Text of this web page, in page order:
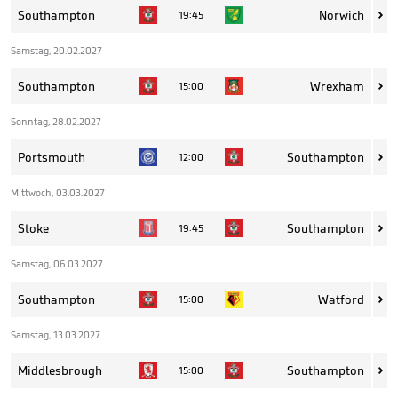
Southampton 19:45 Norwich 
Samstag, 20.02.2027
Southampton 15:00 Wrexham 
Sonntag, 28.02.2027
Portsmouth 12:00 Southampton 
Mittwoch, 03.03.2027
Stoke 19:45 Southampton 
Samstag, 06.03.2027
Southampton 15:00 Watford 
Samstag, 13.03.2027
Middlesbrough 15:00 Southampton 